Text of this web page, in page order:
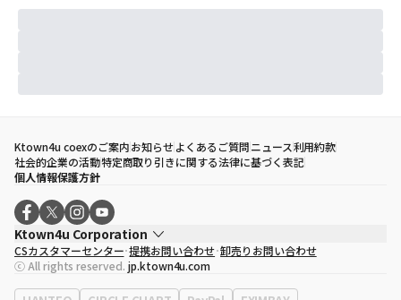
Ktown4u coexのご案内お知らせよくあるご質問ニュース利用約款
社会的企業の活動特定商取り引きに関する法律に基づく表記
個人情報保護方針
Ktown4u Corporation
代表取締役
ソン・ヒョミン
事業者登録番号120-87-71116
eContext
0120-23-7523
CSカスタマーセンター 提携お問い合わせ 卸売りお問い合わせ
ⓒ All rights reserved. jp.ktown4u.com